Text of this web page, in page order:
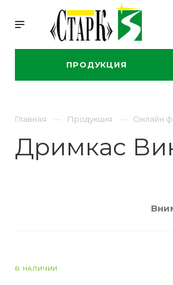
ПРОДУКЦИЯ
Главная Продукция Онлайн
Дримкас
В НАЛИЧИИ